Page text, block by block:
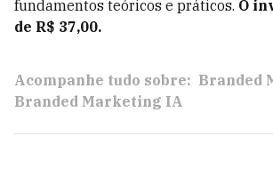
fundamentos teóricos e práticos. O
de R$ 37,00.
Acompanhe tudo sobre: Branded
Branded Marketing IA